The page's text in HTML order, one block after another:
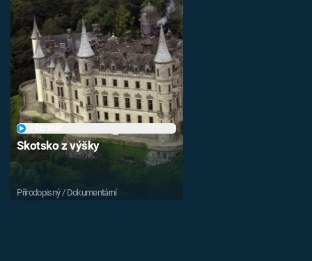
Skotsko z výšky
Přírodopisný / Dokumentární